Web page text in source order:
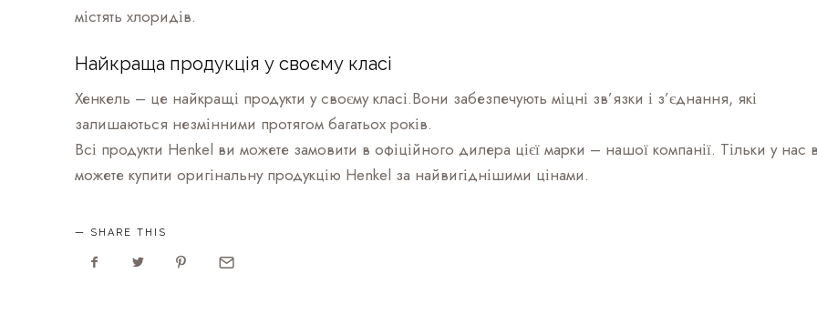
містять хлоридів.
Найкраща продукція у своєму класі
Хенкель – це найкращі продукти у своєму класі.Вони забезпечують міцні зв’язки і з’єднання, які
залишаються незмінними протягом багатьох років.
Всі продукти Henkel ви можете замовити в офіційного дилера цієї марки – нашої компанії. Тільки у нас
можете купити оригінальну продукцію Henkel за найвигіднішими цінами.
SHARE THIS